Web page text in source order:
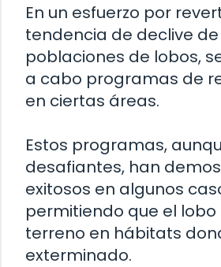
En un esfuerzo por
tendencia de declive
poblaciones de lobos,
a cabo programas de
en ciertas áreas.
Estos programas,
desafiantes, han
exitosos en algunos
permitiendo que el
terreno en hábitats
exterminado.